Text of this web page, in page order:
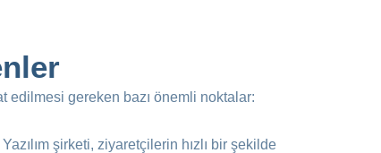
edilmesi gereken bazı önemli noktalar:
şirketi, ziyaretçilerin hızlı bir şekilde